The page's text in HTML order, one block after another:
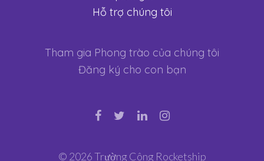
Hỗ trợ chúng tôi
Tham gia Phong trào của chúng tôi
Đăng ký cho con bạn
© 2026 Trường Công Rocketship